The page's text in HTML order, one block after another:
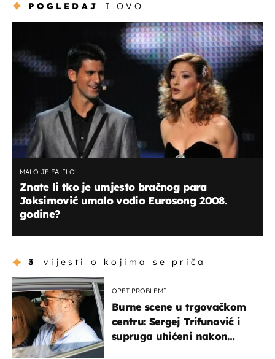
POGLEDAJ I OVO
MALO JE FALILO!
Znate li tko je umjesto bračnog para
Joksimović umalo vodio Eurosong 2008.
godine?
3 vijesti o kojima se priča
OPET PROBLEMI
Burne scene u trgovačkom
centru: Sergej Trifunović i
supruga uhićeni nakon